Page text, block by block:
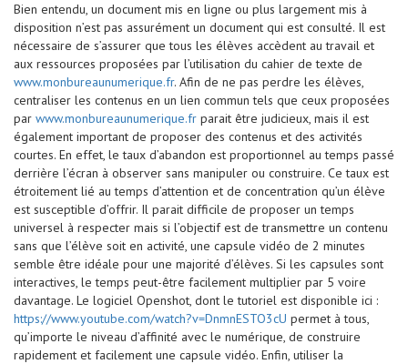
Bien entendu, un document mis en ligne ou plus largement mis à
disposition n’est pas assurément un document qui est consulté. Il est
nécessaire de s’assurer que tous les élèves accèdent au travail et
aux ressources proposées par l’utilisation du cahier de texte de
www.monbureaunumerique.fr. Afin de ne pas perdre les élèves,
centraliser les contenus en un lien commun tels que ceux proposées
par www.monbureaunumerique.fr parait être judicieux, mais il est
également important de proposer des contenus et des activités
courtes. En effet, le taux d’abandon est proportionnel au temps passé
derrière l’écran à observer sans manipuler ou construire. Ce taux est
étroitement lié au temps d’attention et de concentration qu’un élève
est susceptible d’offrir. Il parait difficile de proposer un temps
universel à respecter mais si l’objectif est de transmettre un contenu
sans que l’élève soit en activité, une capsule vidéo de 2 minutes
semble être idéale pour une majorité d’élèves. Si les capsules sont
interactives, le temps peut-être facilement multiplier par 5 voire
davantage. Le logiciel Openshot, dont le tutoriel est disponible ici :
https://www.youtube.com/watch?v=DnmnESTO3cU permet à tous,
qu’importe le niveau d’affinité avec le numérique, de construire
rapidement et facilement une capsule vidéo. Enfin, utiliser la